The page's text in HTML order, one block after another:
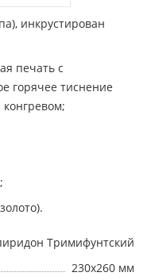
инкрустирован
печать с
горячее тиснение
Тримифунтский
230х260 мм